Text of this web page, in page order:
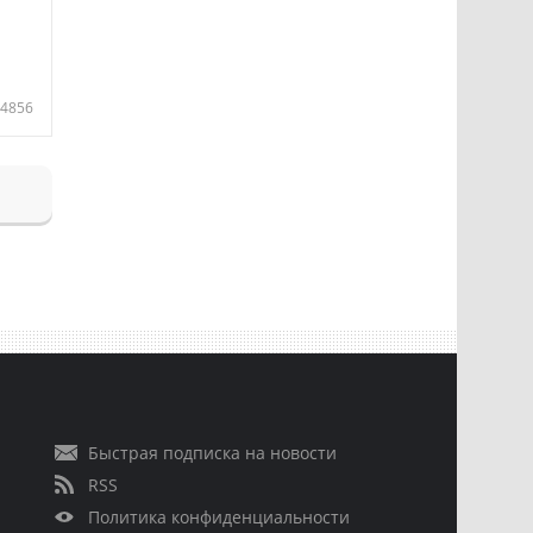
4856
Быстрая подписка на новости
RSS
Политика конфиденциальности